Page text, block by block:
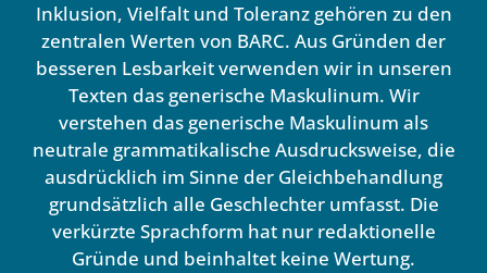
Inklusion, Vielfalt und Toleranz gehören zu den
zentralen Werten von BARC. Aus Gründen der
besseren Lesbarkeit verwenden wir in unseren
Texten das generische Maskulinum. Wir
verstehen das generische Maskulinum als
neutrale grammatikalische Ausdrucksweise, die
ausdrücklich im Sinne der Gleichbehandlung
grundsätzlich alle Geschlechter umfasst. Die
verkürzte Sprachform hat nur redaktionelle
Gründe und beinhaltet keine Wertung.